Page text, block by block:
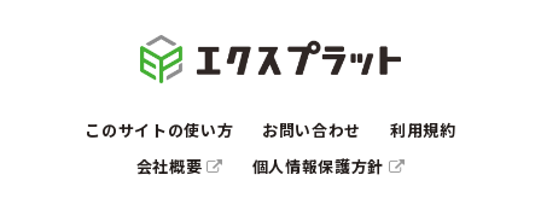
このサイトの使い方 お問い合わせ
利用規約
会社概要
個人情報保護方針